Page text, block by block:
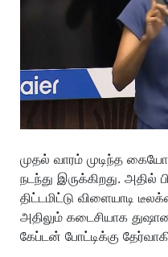
முதல் வாரம் முடிந்த
நடந்து இருக்கிறது. அதில்
திட்டமிட்டு விளையாடி
அதிலும் கடைசியாக
கேப்டன் போட்டிக்கு